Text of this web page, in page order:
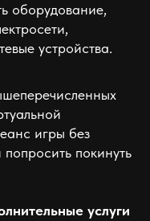
оборудование,
устройства.
игры без
покинуть
услуги